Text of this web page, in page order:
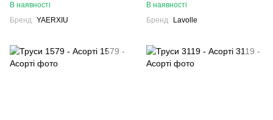
В наявності
Бренд YAERXIU
В наявності
Бренд
Lavolle